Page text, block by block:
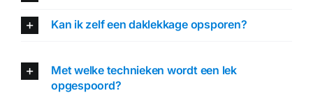
Kan ik zelf een daklekkage opsporen?
Met welke technieken wordt een lek
opgespoord?